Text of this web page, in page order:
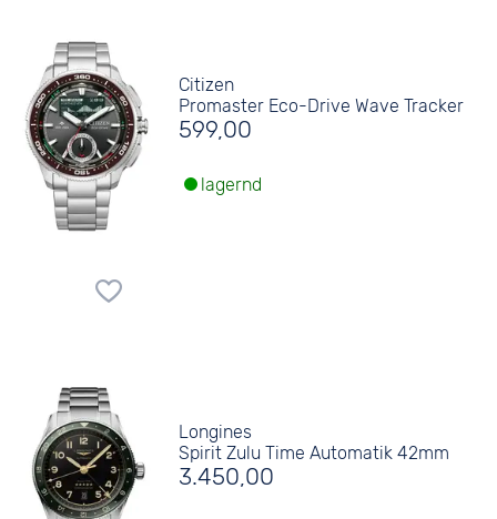
Citizen
Promaster Eco-Drive Wave Tracker
599,00
lagernd
Longines
Spirit Zulu Time Automatik 42mm
3.450,00